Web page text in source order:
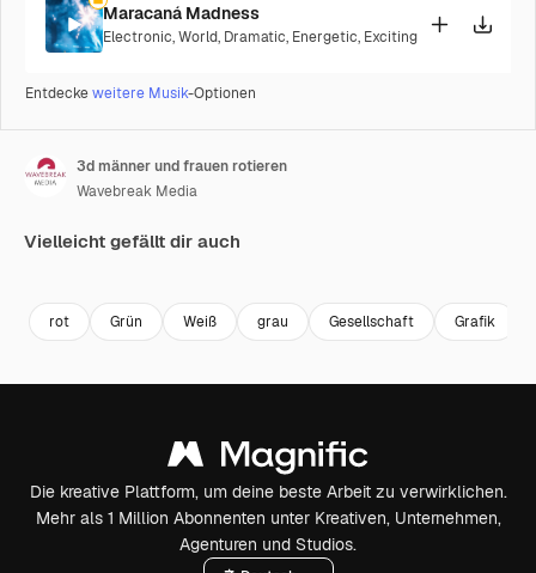
Maracaná Madness
Electronic,World, Dramatic, Energetic, Exciting
Entdeckeweitere Musik-Optionen
3d männer und frauen rotieren
Wavebreak Media
Vielleicht gefällt dir auch
rot Grün Weiß grau Gesellschaft Grafik
Die kreative Plattform, um deine beste Arbeit zu verwirklichen.
Mehr als 1 Million Abonnenten unter Kreativen, Unternehmen,
Agenturen und Studios.